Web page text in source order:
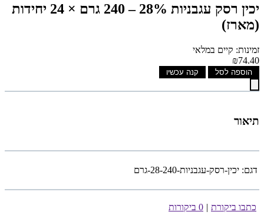
יכין רסק עגבניות 28% – 240 גרם × 24 יחידות
(מארז)
זמינות: קיים במלאי
₪74.40
הוספה לסל קנה עכשיו
תיאור
דגם: יכין-רסק-עגבניות-28-240-גרם
כתבו ביקורת | 0 ביקורות